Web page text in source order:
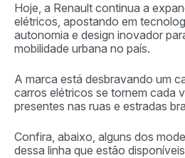
Hoje, a Renault continua a
elétricos, apostando em
autonomia e design inovador
mobilidade urbana no país.
A marca está desbravando um
carros elétricos se tornem cada
presentes nas ruas e estradas
Confira, abaixo, alguns dos
dessa linha que estão